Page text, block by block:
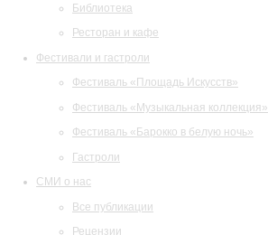
Библиотека
Ресторан и кафе
Фестивали и гастроли
Фестиваль «Площадь Искусств»
Фестиваль «Музыкальная коллекция»
Фестиваль «Барокко в белую ночь»
Гастроли
СМИ о нас
Все публикации
Рецензии